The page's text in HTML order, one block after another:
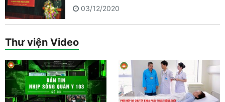
03/12/2020
Thư viện Video